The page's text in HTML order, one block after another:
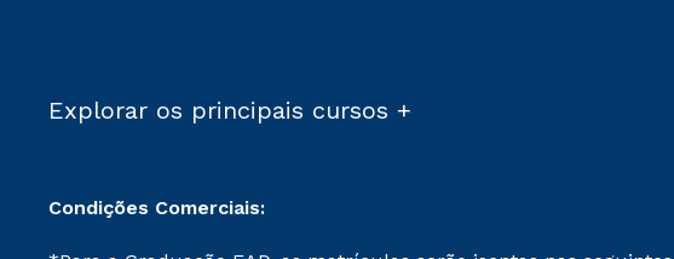
Explorar os principais cursos +
Condições Comerciais: